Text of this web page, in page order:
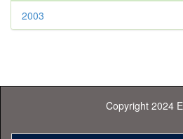
2003
Copyright 2024